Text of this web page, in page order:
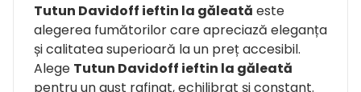
Tutun Davidoff ieftin la găleată este
alegerea fumătorilor care apreciază eleganța
și calitatea superioară la un preț accesibil.
Alege Tutun Davidoff ieftin la găleată
pentru un gust rafinat, echilibrat și constant.